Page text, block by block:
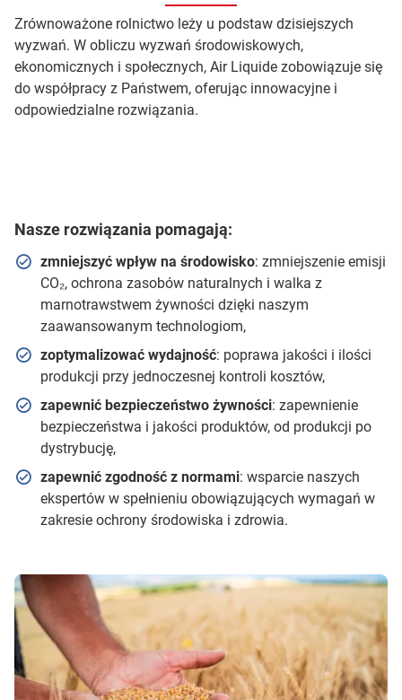
Zrównoważone rolnictwo leży u podstaw dzisiejszych
wyzwań. W obliczu wyzwań środowiskowych,
ekonomicznych i społecznych, Air Liquide zobowiązuje się
do współpracy z Państwem, oferując innowacyjne i
odpowiedzialne rozwiązania.
Nasze rozwiązania pomagają:
zmniejszyć wpływ na środowisko: zmniejszenie emisji
CO₂, ochrona zasobów naturalnych i walka z
marnotrawstwem żywności dzięki naszym
zaawansowanym technologiom,
zoptymalizować wydajność: poprawa jakości i ilości
produkcji przy jednoczesnej kontroli kosztów,
zapewnić bezpieczeństwo żywności: zapewnienie
bezpieczeństwa i jakości produktów, od produkcji po
dystrybucję,
zapewnić zgodność z normami: wsparcie naszych
ekspertów w spełnieniu obowiązujących wymagań w
zakresie ochrony środowiska i zdrowia.